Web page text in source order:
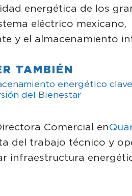
energética de los
eléctrico mexicano,
y el almacenamiento
TAMBIÉN
energético
del Bienestar
Comercial en
del trabajo técnico y
infraestructura